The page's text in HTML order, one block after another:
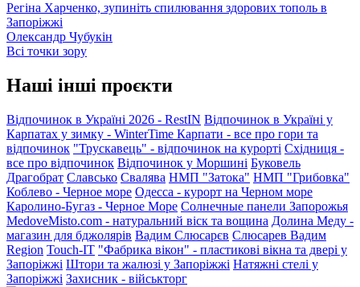
Регіна Харченко, зупиніть спилювання здорових тополь в
Запоріжжі
Олександр Чубукін
Всі точки зору
Наші інші проєкти
Відпочинок в Україні 2026 - RestIN Відпочинок в Україні у
Карпатах у зимку - WinterTime Карпати - все про гори та
відпочинок "Трускавець" - відпочинок на курорті Східниця -
все про відпочинок Відпочинок у Моршині Буковель
Драгобрат Славсько Свалява НМП "Затока" НМП "Грибовка"
Коблево - Черное море Одесса - курорт на Черном море
Каролино-Бугаз - Черное Море Солнечные панели Запорожья
MedoveMisto.com - натуральний віск та вощина Долина Меду -
магазин для бджолярів Вадим Слюсарєв Слюсарев Вадим
Region Touch-IT "Фабрика вікон" - пластикові вікна та двері у
Запоріжжі Штори та жалюзі у Запоріжжі Натяжні стелі у
Запоріжжі Захисник - військторг